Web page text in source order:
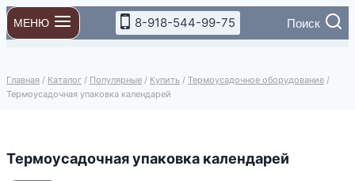
Перейти
к
содержимому
МЕНЮ 8-918-544-99-75 Поиск
Главная / Каталог / Популярные / Купить / Термоусадочное оборудование /
Термоусадочная упаковка календарей
Термоусадочная упаковка календарей